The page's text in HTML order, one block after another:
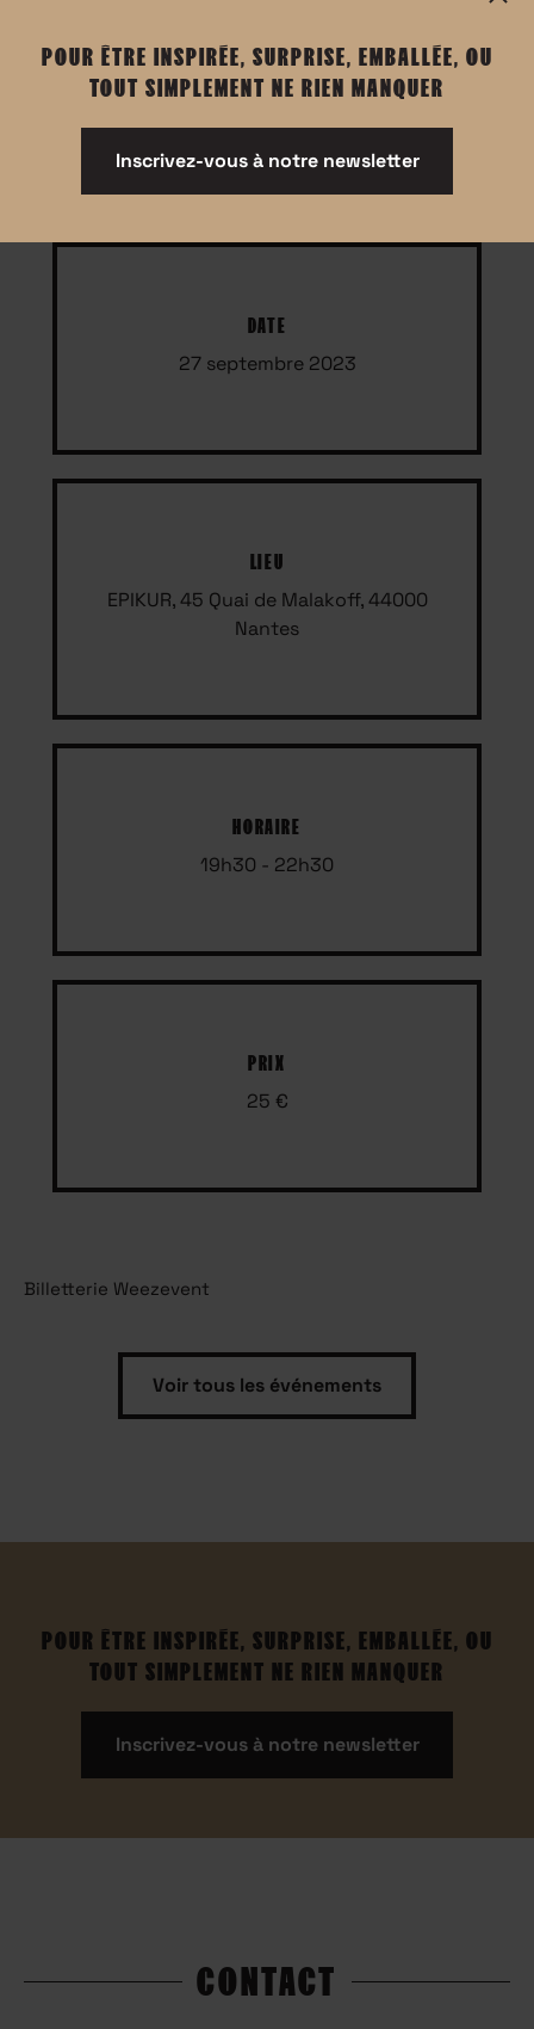
Informations
prise de parole en français
DATE
27 septembre 2023
LIEU
EPIKUR, 45 Quai de Malakoff, 44000
Nantes
HORAIRE
19h30 - 22h30
PRIX
25 €
Billetterie Weezevent
Voir tous les événements
POUR ÊTRE INSPIRÉE, SURPRISE, EMBALLÉE, OU
TOUT SIMPLEMENT NE RIEN MANQUER
Inscrivez-vous à notre newsletter
CONTACT
POUR ÊTRE INSPIRÉE, SURPRISE, EMBALLÉE, OU
TOUT SIMPLEMENT NE RIEN MANQUER
Inscrivez-vous à notre newsletter